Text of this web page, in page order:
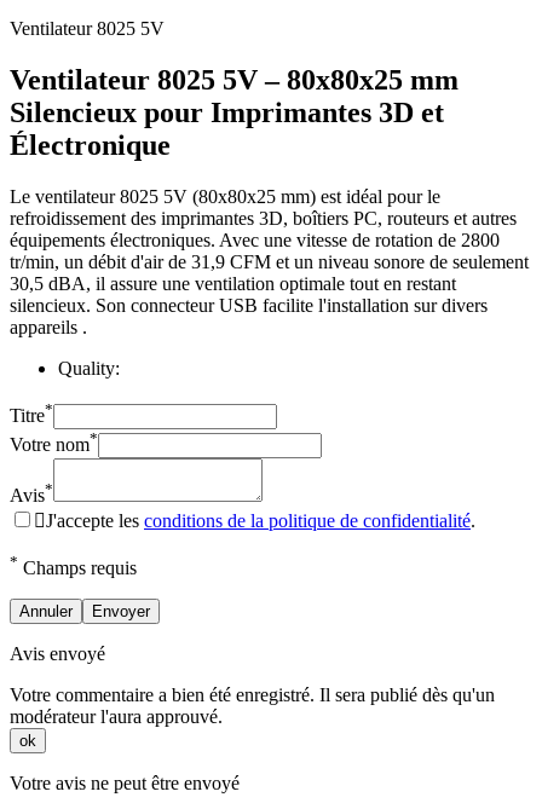
Ventilateur 8025 5V
Ventilateur 8025 5V – 80x80x25 mm
Silencieux pour Imprimantes 3D et
Électronique
Le ventilateur 8025 5V (80x80x25 mm) est idéal pour le
refroidissement des imprimantes 3D, boîtiers PC, routeurs et autres
équipements électroniques. Avec une vitesse de rotation de 2800
tr/min, un débit d'air de 31,9 CFM et un niveau sonore de seulement
30,5 dBA, il assure une ventilation optimale tout en restant
silencieux. Son connecteur USB facilite l'installation sur divers
appareils .
Quality:
Titre*
Votre nom*
Avis*
J'accepte les conditions de la politique de confidentialité.
* Champs requis
Annuler Envoyer
Avis envoyé
Votre commentaire a bien été enregistré. Il sera publié dès qu'un
modérateur l'aura approuvé.
ok
Votre avis ne peut être envoyé